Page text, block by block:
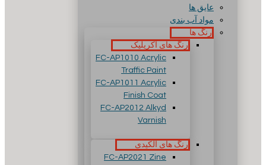
عایق ها
مواد آب بندی
رنگ ها
رنگ های آکریلیک
FC-AP1010 Acrylic
Traffic Paint
FC-AP1011 Acrylic
Finish Coat
FC-AP2012 Alkyd
Varnish
رنگ های آلکیدی
FC-AP2021 Zine